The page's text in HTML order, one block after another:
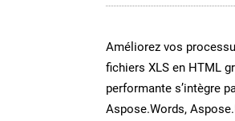
Améliorez vos
fichiers XLS en HTML
performante s’intègre
Aspose.Words,